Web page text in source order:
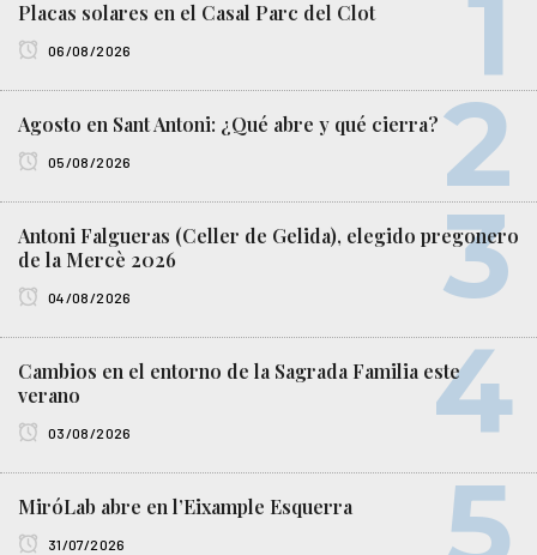
Placas solares en el Casal Parc del Clot
06/08/2026
Agosto en Sant Antoni: ¿Qué abre y qué cierra?
05/08/2026
Antoni Falgueras (Celler de Gelida), elegido pregonero
de la Mercè 2026
04/08/2026
Cambios en el entorno de la Sagrada Familia este
verano
03/08/2026
MiróLab abre en l’Eixample Esquerra
31/07/2026